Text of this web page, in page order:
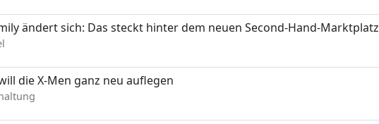
ändert sich: Das steckt hinter dem neuen Second-Hand-Marktplatz
die X-Men ganz neu auflegen